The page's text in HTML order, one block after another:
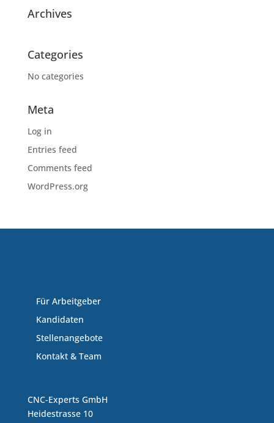
Archives
Categories
No categories
Meta
Log in
Entries feed
Comments feed
WordPress.org
Für Arbeitgeber
Kandidaten
Stellenangebote
Kontakt & Team
CNC-Experts GmbH
Heidestrasse 10